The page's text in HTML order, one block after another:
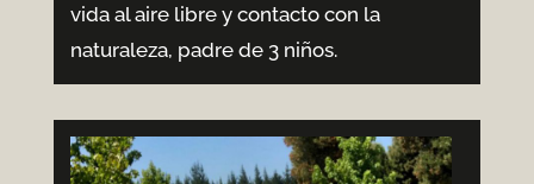
vida al aire libre y contacto con la
naturaleza, padre de 3 niños.